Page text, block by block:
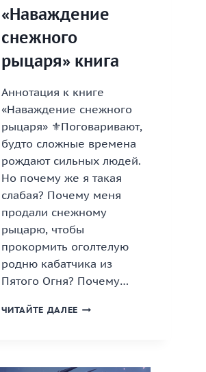
«Наваждение
снежного
рыцаря» книга
Аннотация к книге
«Наваждение снежного
рыцаря» ⚜️Поговаривают,
будто сложные времена
рождают сильных людей.
Но почему же я такая
слабая? Почему меня
продали снежному
рыцарю, чтобы
прокормить оголтелую
родню кабатчика из
Пятого Огня? Почему…
ЧИТАЙТЕ ДАЛЕЕ «НАВАЖДЕНИЕ